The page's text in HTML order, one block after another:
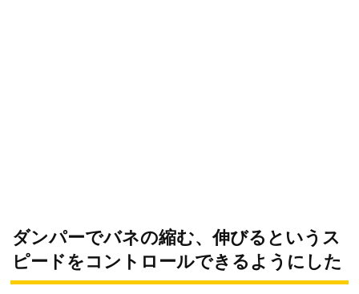
ダンパーでバネの縮む、伸びるというス
ピードをコントロールできるようにした